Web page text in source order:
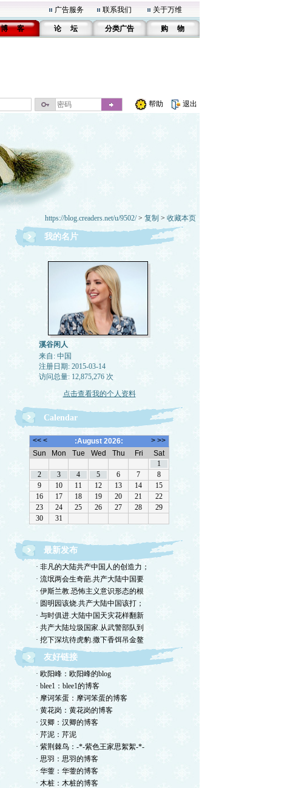
广告服务 联系我们 关于万维
博 客 论 坛 分类广告 购 物
帮助 退出
https://blog.creaders.net/u/9502/> 复制 > 收藏本页
我的名片
溪谷闲人
来自: 中国
注册日期: 2015-03-14
访问总量: 12,875,276 次
点击查看我的个人资料
Calendar
最新发布
· 非凡的大陆共产中国人的创造力；
· 流氓两会生奇葩.共产大陆中国要
· 伊斯兰教.恐怖主义意识形态的根
· 圆明园该烧.共产大陆中国该打；
· 与时俱进.大陆中国天灾花样翻新
· 共产大陆垃圾国家.从武警部队到
· 挖下深坑待虎豹.撒下香饵吊金鳌
友好链接
· 欧阳峰：欧阳峰的blog
· blee1：blee1的博客
· 摩诃笨蛋：摩诃笨蛋的博客
· 黄花岗：黄花岗的博客
· 汉卿：汉卿的博客
· 芹泥：芹泥
· 紫荆棘鸟：-*-紫色王家思絮絮-*-
· 思羽：思羽的博客
· 华蓥：华蓥的博客
· 木桩：木桩的博客